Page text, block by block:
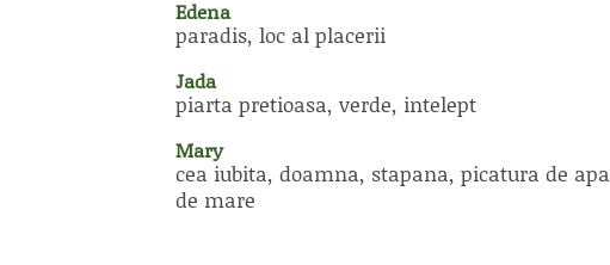
Edena
paradis, loc al placerii
Jada
piarta pretioasa, verde, intelept
Mary
cea iubita, doamna, stapana, picatura de apa
de mare